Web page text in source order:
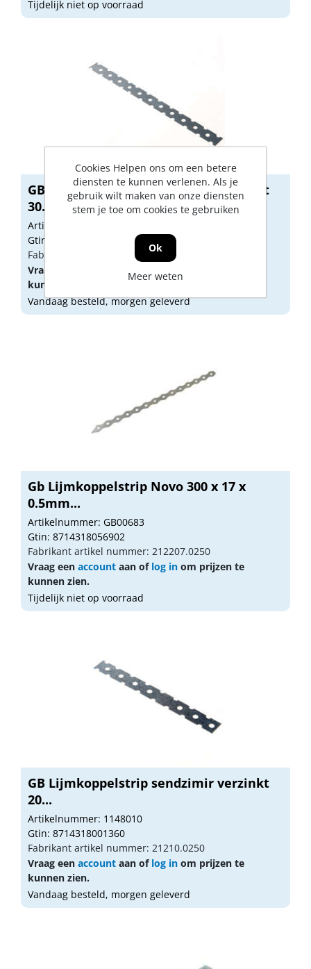
Tijdelijk niet op voorraad
GB Lijmkoppelstrip sendzimir verzinkt
30...
Artikelnummer: 1148011
Gtin: 8714318001377
Fabrikant artikel nummer: 21213.0250
Vraag een
aan of log in
kunnen zien.
Vandaag besteld, morgen geleverd
Gb Lijmkoppelstrip Novo 300 x 17 x
0.5mm...
Artikelnummer: GB00683
Gtin: 8714318056902
Fabrikant artikel nummer: 212207.0250
Vraag een account aan of log in om prijzen te
kunnen zien.
Tijdelijk niet op voorraad
GB Lijmkoppelstrip sendzimir verzinkt
20...
Artikelnummer: 1148010
Gtin: 8714318001360
Fabrikant artikel nummer: 21210.0250
Vraag een account aan of log in om prijzen te
kunnen zien.
Vandaag besteld, morgen geleverd
Cookies Helpen ons om een betere
diensten te kunnen verlenen. Als je
gebruik wilt maken van onze diensten
stem je toe om cookies te gebruiken
Ok
Meer weten